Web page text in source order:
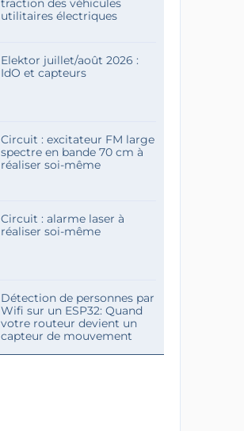
traction des véhicules
utilitaires électriques
Elektor juillet/août 2026 :
IdO et capteurs
Circuit : excitateur FM large
spectre en bande 70 cm à
réaliser soi-même
Circuit : alarme laser à
réaliser soi-même
Détection de personnes par
Wifi sur un ESP32: Quand
votre routeur devient un
capteur de mouvement